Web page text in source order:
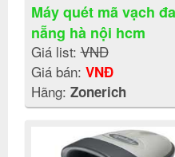
Máy quét mã vạch
nẵng hà nội hcm
Giá list:VNĐ
Giá bán: VNĐ
Hãng: Zonerich